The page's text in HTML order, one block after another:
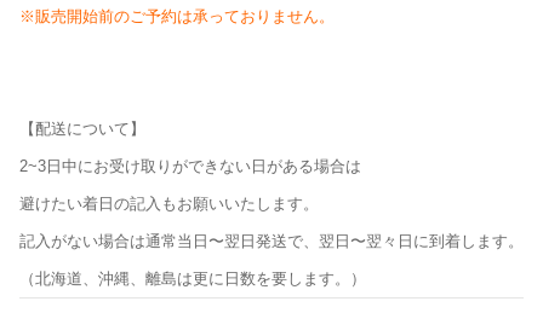
※販売開始前のご予約は承っておりません。
【配送について】
2~3日中にお受け取りができない日がある場合は
避けたい着日の記入もお願いいたします。
記入がない場合は通常当日〜翌日発送で、翌日〜翌々日に到着します。
（北海道、沖縄、離島は更に日数を要します。）